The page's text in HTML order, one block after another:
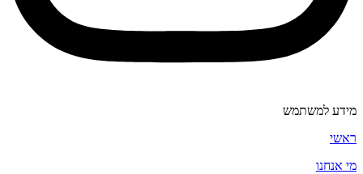
מידע למשתמש
ראשי
מי אנחנו